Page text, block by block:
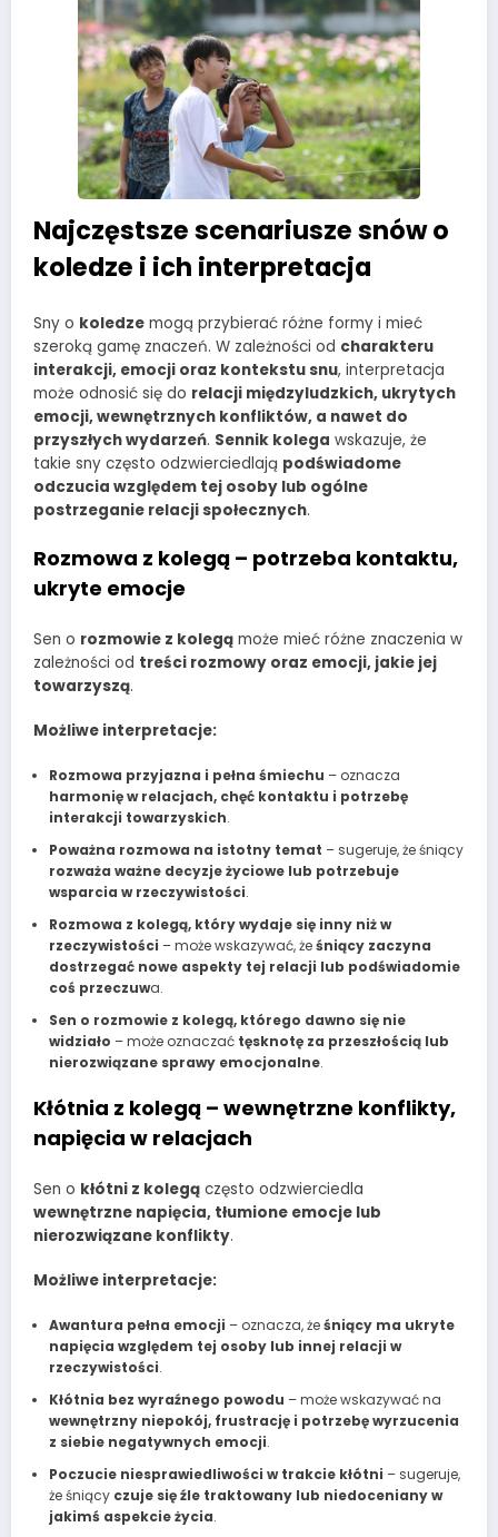
Najczęstsze scenariusze snów o
koledze i ich interpretacja
Sny o koledze mogą przybierać różne formy i mieć
szeroką gamę znaczeń. W zależności od charakteru
interakcji, emocji oraz kontekstu snu, interpretacja
może odnosić się do relacji międzyludzkich, ukrytych
emocji, wewnętrznych konfliktów, a nawet do
przyszłych wydarzeń. Sennik kolega wskazuje, że
takie sny często odzwierciedlają podświadome
odczucia względem tej osoby lub ogólne
postrzeganie relacji społecznych.
Rozmowa z kolegą – potrzeba kontaktu,
ukryte emocje
Sen o rozmowie z kolegą może mieć różne znaczenia w
zależności od treści rozmowy oraz emocji, jakie jej
towarzyszą.
Możliwe interpretacje:
Rozmowa przyjazna i pełna śmiechu – oznacza
harmonię w relacjach, chęć kontaktu i potrzebę
interakcji towarzyskich.
Poważna rozmowa na istotny temat – sugeruje, że śniący
rozważa ważne decyzje życiowe lub potrzebuje
wsparcia w rzeczywistości.
Rozmowa z kolegą, który wydaje się inny niż w
rzeczywistości – może wskazywać, żeśniący zaczyna
dostrzegać nowe aspekty tej relacji lub podświadomie
coś przeczuwa.
Sen o rozmowie z kolegą, którego dawno się nie
widziało – może oznaczać tęsknotę za przeszłością lub
nierozwiązane sprawy emocjonalne.
Kłótnia z kolegą – wewnętrzne konflikty,
napięcia w relacjach
Sen o kłótni z kolegą często odzwierciedla
wewnętrzne napięcia, tłumione emocje lub
nierozwiązane konflikty.
Możliwe interpretacje:
Awantura pełna emocji – oznacza, żeśniący ma ukryte
napięcia względem tej osoby lub innej relacji w
rzeczywistości.
Kłótnia bez wyraźnego powodu – może wskazywać na
wewnętrzny niepokój, frustrację i potrzebę wyrzucenia
z siebie negatywnych emocji.
Poczucie niesprawiedliwości w trakcie kłótni – sugeruje,
że śniący czuje się źle traktowany lub niedoceniany w
jakimś aspekcie życia.